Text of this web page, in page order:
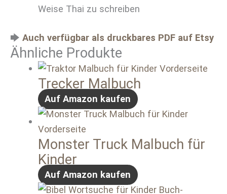
Weise Thai zu schreiben
🡆 Auch verfügbar als druckbares PDF auf Etsy
Ähnliche Produkte
Trecker Malbuch
Auf Amazon kaufen
Monster Truck Malbuch für
Kinder
Auf Amazon kaufen